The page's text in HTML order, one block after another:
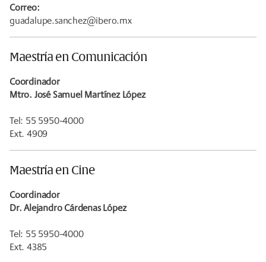
Correo:
guadalupe.sanchez@ibero.mx
Maestría en Comunicación
Coordinador
Mtro. José Samuel Martínez López
Tel: 55 5950-4000
Ext. 4909
Maestría en Cine
Coordinador
Dr. Alejandro Cárdenas López
Tel: 55 5950-4000
Ext. 4385